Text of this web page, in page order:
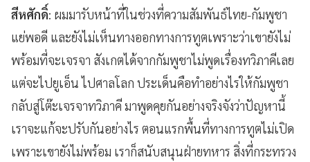
สีหศักดิ์: ผมมารับหน้าที่ในช่วงที่ความสัมพันธ์ไทย-กัมพูชา
แย่พอดี และยังไม่เห็นทางออกทางการทูตเพราะว่าเขายังไม่
พร้อมที่จะเจรจา สังเกตได้จากกัมพูชาไม่พูดเรื่องทวิภาคีเลย
แต่จะไปยูเอ็น ไปศาลโลก ประเด็นคือทำอย่างไรให้กัมพูชา
กลับสู่โต๊ะเจรจาทวิภาคี มาพูดคุยกันอย่างจริงจังว่าปัญหานี้
เราจะแก้จะปรับกันอย่างไร ตอนแรกพื้นที่ทางการทูตไม่เปิด
เพราะเขายังไม่พร้อม เราก็สนับสนุนฝ่ายทหาร สิ่งที่กระทรวง